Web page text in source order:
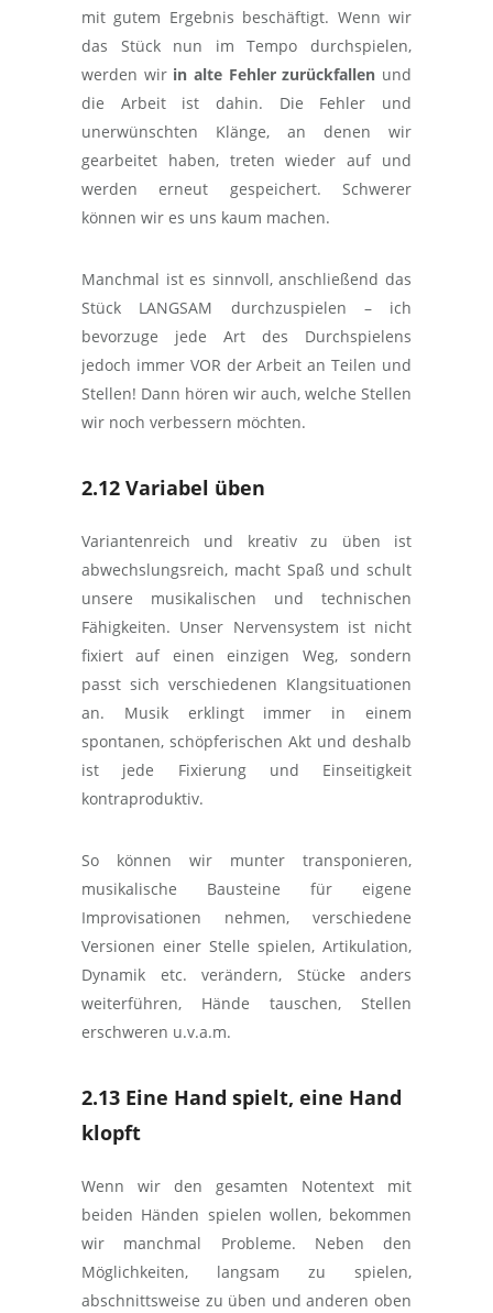
mit gutem Ergebnis beschäftigt. Wenn wir
das Stück nun im Tempo durchspielen,
werden wir in alte Fehler zurückfallen und
die Arbeit ist dahin. Die Fehler und
unerwünschten Klänge, an denen wir
gearbeitet haben, treten wieder auf und
werden erneut gespeichert. Schwerer
können wir es uns kaum machen.
Manchmal ist es sinnvoll, anschließend das
Stück LANGSAM durchzuspielen – ich
bevorzuge jede Art des Durchspielens
jedoch immer VOR der Arbeit an Teilen und
Stellen! Dann hören wir auch, welche Stellen
wir noch verbessern möchten.
2.12 Variabel üben
Variantenreich und kreativ zu üben ist
abwechslungsreich, macht Spaß und schult
unsere musikalischen und technischen
Fähigkeiten. Unser Nervensystem ist nicht
fixiert auf einen einzigen Weg, sondern
passt sich verschiedenen Klangsituationen
an. Musik erklingt immer in einem
spontanen, schöpferischen Akt und deshalb
ist jede Fixierung und Einseitigkeit
kontraproduktiv.
So können wir munter transponieren,
musikalische Bausteine für eigene
Improvisationen nehmen, verschiedene
Versionen einer Stelle spielen, Artikulation,
Dynamik etc. verändern, Stücke anders
weiterführen, Hände tauschen, Stellen
erschweren u.v.a.m.
2.13 Eine Hand spielt, eine Hand
klopft
Wenn wir den gesamten Notentext mit
beiden Händen spielen wollen, bekommen
wir manchmal Probleme. Neben den
Möglichkeiten, langsam zu spielen,
abschnittsweise zu üben und anderen oben